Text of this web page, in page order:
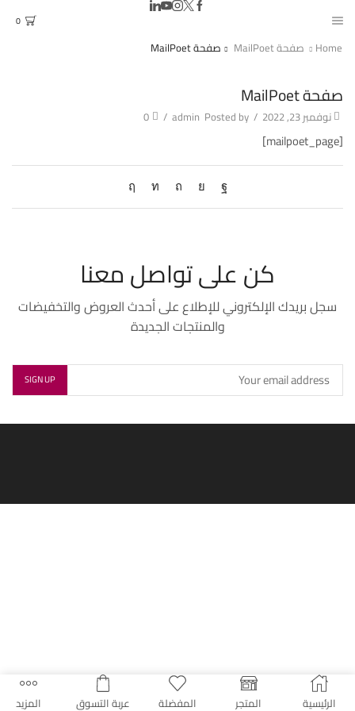
0
Home صفحة MailPoet صفحة MailPoet
صفحة MailPoet
نوفمبر 23, 2022 /
Posted by
admin
/
0
[mailpoet_page]
كن على تواصل معنا
سجل بريدك الإلكتروني للإطلاع على أحدث العروض والتخفيضات
والمنتجات الجديدة
الرئيسية المتجر المفضلة عربة التسوق المزيد